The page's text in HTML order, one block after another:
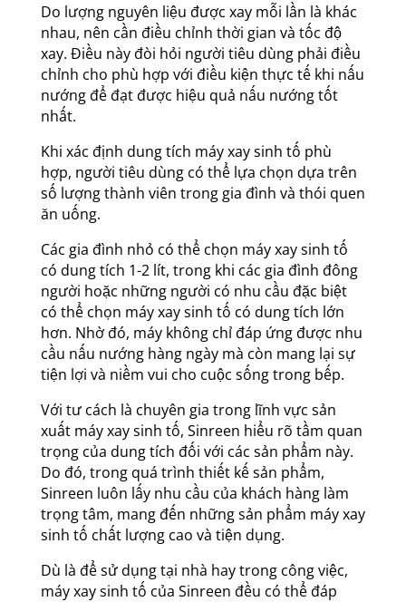
Do lượng nguyên liệu được xay mỗi lần là khác
nhau, nên cần điều chỉnh thời gian và tốc độ
xay. Điều này đòi hỏi người tiêu dùng phải điều
chỉnh cho phù hợp với điều kiện thực tế khi nấu
nướng để đạt được hiệu quả nấu nướng tốt
nhất.
Khi xác định dung tích máy xay sinh tố phù
hợp, người tiêu dùng có thể lựa chọn dựa trên
số lượng thành viên trong gia đình và thói quen
ăn uống.
Các gia đình nhỏ có thể chọn máy xay sinh tố
có dung tích 1-2 lít, trong khi các gia đình đông
người hoặc những người có nhu cầu đặc biệt
có thể chọn máy xay sinh tố có dung tích lớn
hơn. Nhờ đó, máy không chỉ đáp ứng được nhu
cầu nấu nướng hàng ngày mà còn mang lại sự
tiện lợi và niềm vui cho cuộc sống trong bếp.
Với tư cách là chuyên gia trong lĩnh vực sản
xuất máy xay sinh tố, Sinreen hiểu rõ tầm quan
trọng của dung tích đối với các sản phẩm này.
Do đó, trong quá trình thiết kế sản phẩm,
Sinreen luôn lấy nhu cầu của khách hàng làm
trọng tâm, mang đến những sản phẩm máy xay
sinh tố chất lượng cao và tiện dụng.
Dù là để sử dụng tại nhà hay trong công việc,
máy xay sinh tố của Sinreen đều có thể đáp